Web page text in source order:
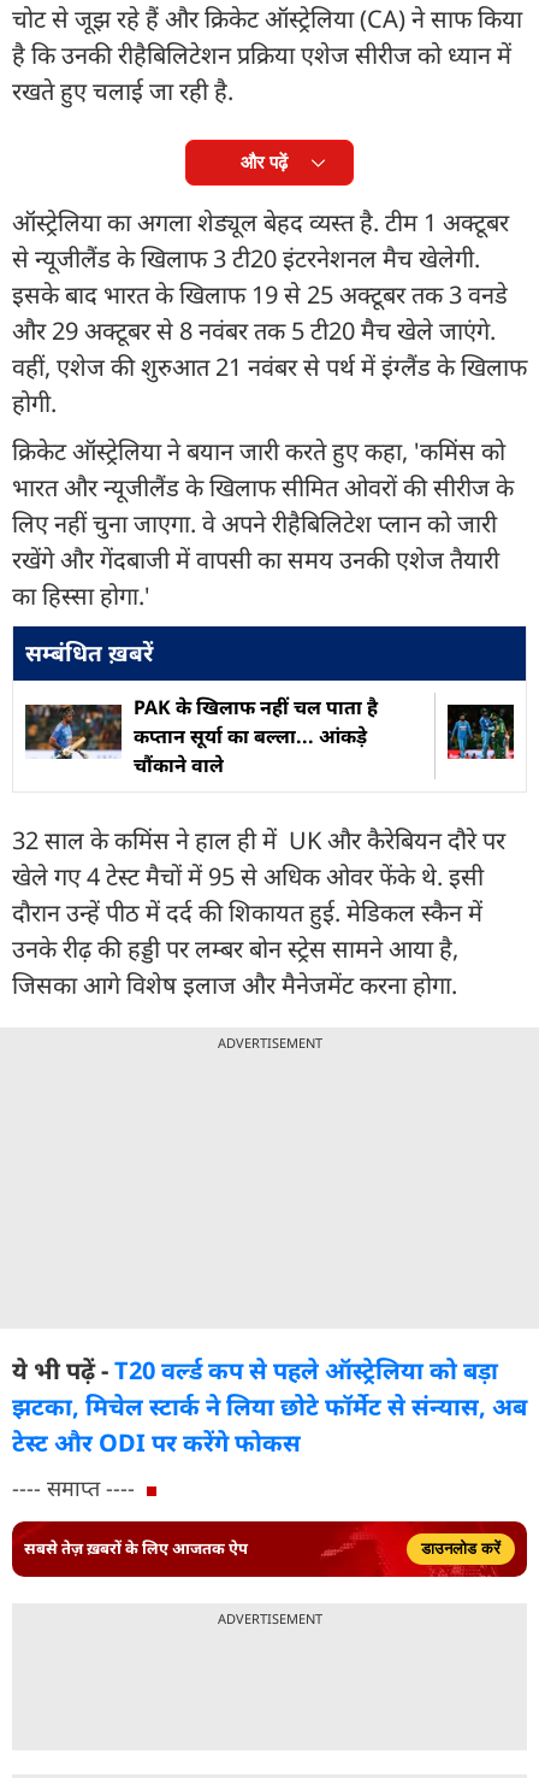
चोट से जूझ रहे हैं और क्रिकेट ऑस्ट्रेलिया (CA) ने साफ किया
है कि उनकी रीहैबिलिटेशन प्रक्रिया एशेज सीरीज को ध्यान में
रखते हुए चलाई जा रही है.
और पढ़ें
ऑस्ट्रेलिया का अगला शेड्यूल बेहद व्यस्त है. टीम 1 अक्टूबर
से न्यूजीलैंड के खिलाफ 3 टी20 इंटरनेशनल मैच खेलेगी.
इसके बाद भारत के खिलाफ 19 से 25 अक्टूबर तक 3 वनडे
और 29 अक्टूबर से 8 नवंबर तक 5 टी20 मैच खेले जाएंगे.
वहीं, एशेज की शुरुआत 21 नवंबर से पर्थ में इंग्लैंड के खिलाफ
होगी.
क्रिकेट ऑस्ट्रेलिया ने बयान जारी करते हुए कहा, 'कमिंस को
भारत और न्यूजीलैंड के खिलाफ सीमित ओवरों की सीरीज के
लिए नहीं चुना जाएगा. वे अपने रीहैबिलिटेश प्लान को जारी
रखेंगे और गेंदबाजी में वापसी का समय उनकी एशेज तैयारी
का हिस्सा होगा.'
सम्बंधित ख़बरें
PAK के खिलाफ नहीं चल पाता है
कप्तान सूर्या का बल्ला... आंकड़े
चौंकाने वाले
32 साल के कमिंस ने हाल ही में UK और कैरेबियन दौरे पर
खेले गए 4 टेस्ट मैचों में 95 से अधिक ओवर फेंके थे. इसी
दौरान उन्हें पीठ में दर्द की शिकायत हुई. मेडिकल स्कैन में
उनके रीढ़ की हड्डी पर लम्बर बोन स्ट्रेस सामने आया है,
जिसका आगे विशेष इलाज और मैनेजमेंट करना होगा.
ADVERTISEMENT
ये भी पढ़ें -T20 वर्ल्ड कप से पहले ऑस्ट्रेलिया को बड़ा
झटका, मिचेल स्टार्क ने लिया छोटे फॉर्मेट से संन्यास, अब
टेस्ट और ODI पर करेंगे फोकस
---- समाप्त ----
सबसे तेज़ ख़बरों के लिए आजतक ऐप डाउनलोड करें
ADVERTISEMENT